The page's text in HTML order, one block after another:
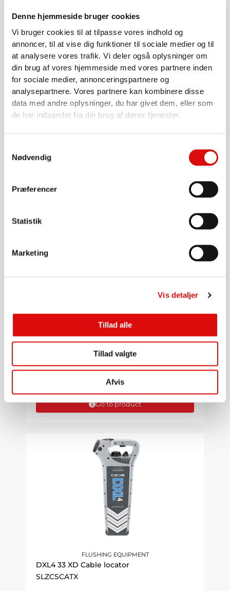
Denne hjemmeside bruger cookies
Vi bruger cookies til at tilpasse vores indhold og
annoncer, til at vise dig funktioner til sociale medier og til
at analysere vores trafik. Vi deler også oplysninger om
din brug af vores hjemmeside med vores partnere inden
for sociale medier, annonceringspartnere og
analysepartnere. Vores partnere kan kombinere disse
data med andre oplysninger, du har givet dem, eller som
de har indsamlet fra din brug af deres tjenester.
Nødvendig
Præferencer
Statistik
Marketing
Vis detaljer
Tillad alle
Tillad valgte
Afvis
SLBTRB04
1/2"
Press cap steel for flush hose 1/2"
SLFE309-08
Go to product
FLUSHING EQUIPMENT
DXL4 33 XD Cable locator
SLZCSCATX